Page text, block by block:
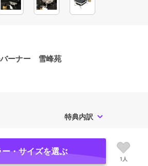
バーナー 雪峰苑
特典内訳
・サイズを選ぶ
1人